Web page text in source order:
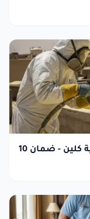
شركة عزل فوم بالرياض 2024 | العالمية كلين - ضمان 10